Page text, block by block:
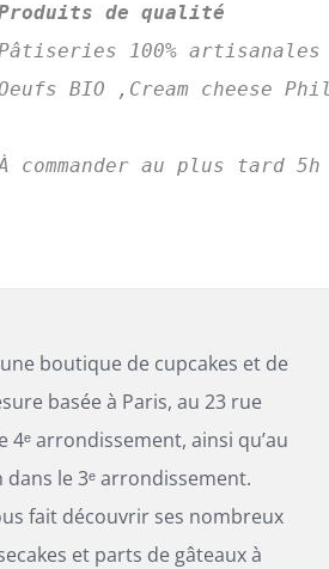
de qualité
100% artisanales
BIO ,Cream cheese
boutique de cupcakes et de
basée à Paris, au 23 rue
4ᵉ arrondissement, ainsi qu’au
dans le 3ᵉ arrondissement.
fait découvrir ses nombreux
et parts de gâteaux à